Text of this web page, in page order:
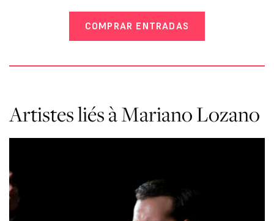
COMPRAR ENTRADAS
Artistes liés à Mariano Lozano